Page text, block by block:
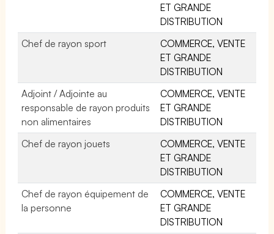
ET GRANDE
DISTRIBUTION
Chef de rayon sport
COMMERCE, VENTE
ET GRANDE
DISTRIBUTION
Adjoint / Adjointe au
responsable de rayon produits
non alimentaires
COMMERCE, VENTE
ET GRANDE
DISTRIBUTION
Chef de rayon jouets
COMMERCE, VENTE
ET GRANDE
DISTRIBUTION
Chef de rayon équipement de
la personne
COMMERCE, VENTE
ET GRANDE
DISTRIBUTION